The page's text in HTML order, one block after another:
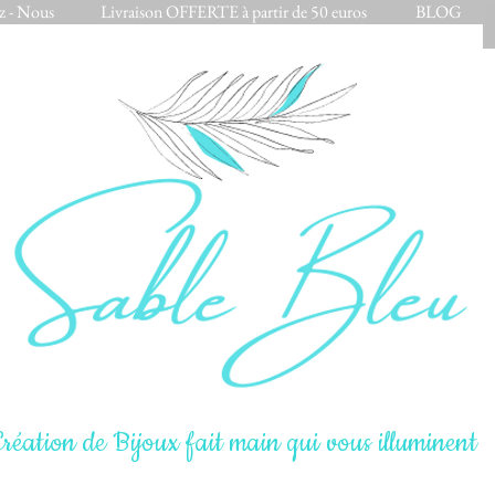
- Nous Livraison OFFERTE à partir de 50 euros BLOG
de Bijoux fait main qui vous illuminent